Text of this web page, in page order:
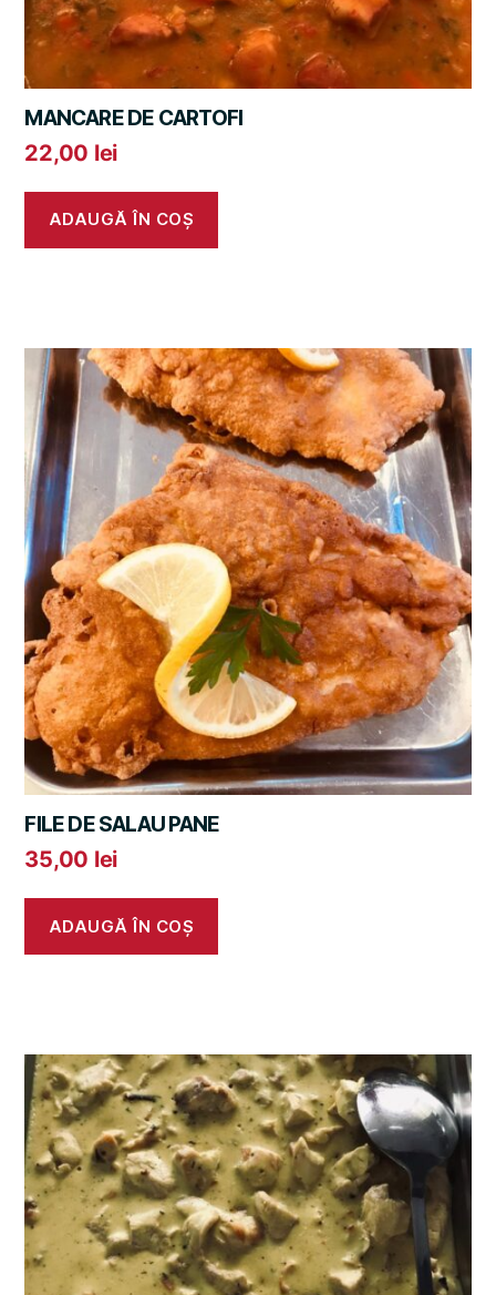
MANCARE DE CARTOFI
22,00 lei
ADAUGĂ ÎN COȘ
FILE DE SALAU PANE
35,00 lei
ADAUGĂ ÎN COȘ